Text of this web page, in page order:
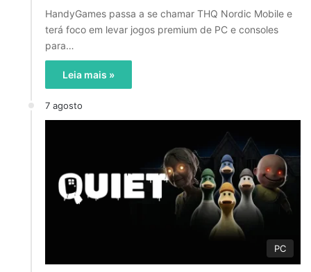
HandyGames passa a se chamar THQ Nordic Mobile e
terá foco em levar jogos premium de PC e consoles
para…
Leia mais »
7 agosto
PC